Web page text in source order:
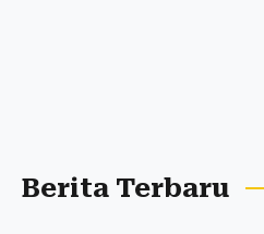
Berita Terbaru